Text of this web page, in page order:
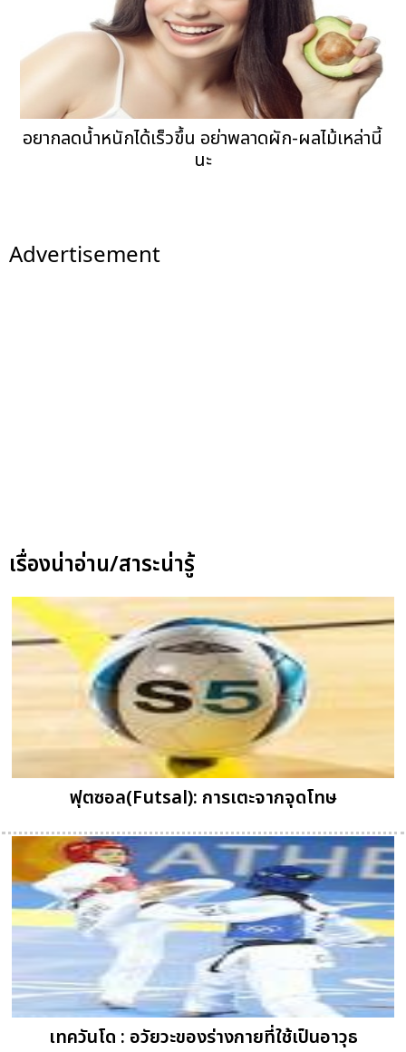
อยากลดน้ำหนักได้เร็วขึ้น อย่าพลาดผัก-ผลไม้เหล่านี้
นะ
Advertisement
เรื่องน่าอ่าน/สาระน่ารู้
ฟุตซอล(Futsal): การเตะจากจุดโทษ
เทควันโด : อวัยวะของร่างกายที่ใช้เป็นอาวุธ